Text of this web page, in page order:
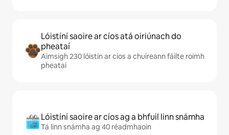
Lóistíní saoire ar cíos atá oiriúnach do
pheataí
Aimsigh 230 lóistín ar cíos a chuireann fáilte roimh
pheataí
Lóistíní saoire ar cíos ag a bhfuil linn snámha
Tá linn snámha ag 40 réadmhaoin